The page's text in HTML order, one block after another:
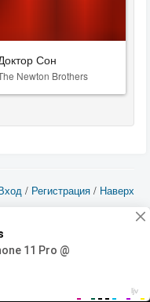
be played 00:00
Сон
Newton Brothers
/ Регистрация / Наверх
том в случае, если
целями - для прочих целей